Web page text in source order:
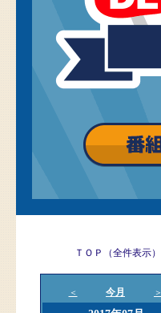
ＴＯＰ（全件表示）
＜ 今月 ＞